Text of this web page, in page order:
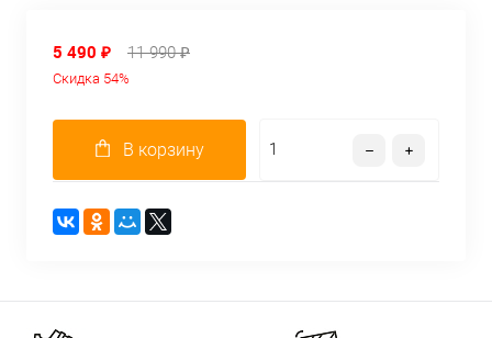
5 490 ₽ 11 990 ₽
Скидка 54%
В корзину